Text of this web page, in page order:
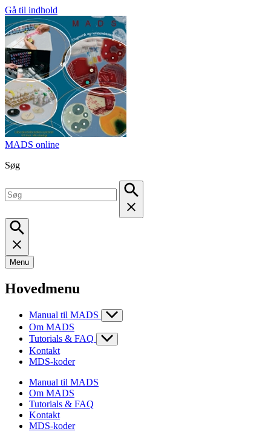
Gå til indhold
MADS online
Søg
Menu
Hovedmenu
Manual til MADS
Om MADS
Tutorials & FAQ
Kontakt
MDS-koder
Manual til MADS
Om MADS
Tutorials & FAQ
Kontakt
MDS-koder